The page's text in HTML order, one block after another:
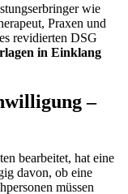
wie
Praxen und
revidierten DSG
in Einklang
–
bearbeitet, hat eine
davon, ob eine
müssen